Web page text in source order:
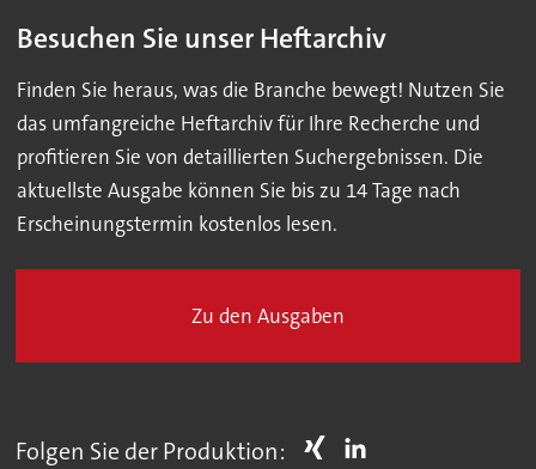
Besuchen Sie unser Heftarchiv
Finden Sie heraus, was die Branche bewegt! Nutzen Sie
das umfangreiche Heftarchiv für Ihre Recherche und
profitieren Sie von detaillierten Suchergebnissen. Die
aktuellste Ausgabe können Sie bis zu 14 Tage nach
Erscheinungstermin kostenlos lesen.
Zu den Ausgaben
Folgen Sie der Produktion: